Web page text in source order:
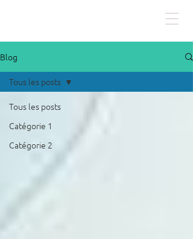
Blog
Tous les posts
Catégorie 1
Catégorie 2
Tous les posts